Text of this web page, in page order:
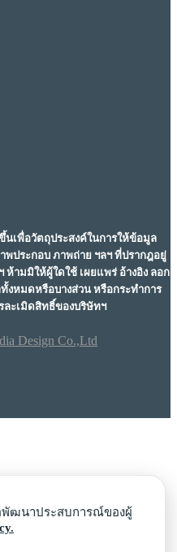
เพื่อวัตถุประสงค์ในการให้ข้อมูล
ประกอบ ภาพถ่าย ฯลฯ ที่ปรากฎอยู่
ามมิให้ผู้ใดใช้ เผยแพร่ อ้างอิง ลอก
หมดหรือบางส่วน หรือกระทำการ
ละเมิดสิทธิ์ของบริษัทฯ
Design Co.,Ltd
พัฒนาประสบการณ์ของผู้